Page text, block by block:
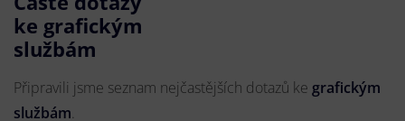
ke grafickým
službám
Připravili jsme seznam nejčastějších dotazů ke grafickým
službám.